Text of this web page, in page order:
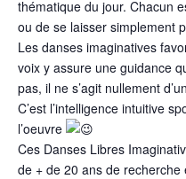
thématique du jour. Chacun
ou de se laisser simplement
Les danses imaginatives
voix y assure une guidance
pas, il ne s’agit nullement
C’est l’intelligence intuitive
l’oeuvre
Ces Danses Libres
de + de 20 ans de